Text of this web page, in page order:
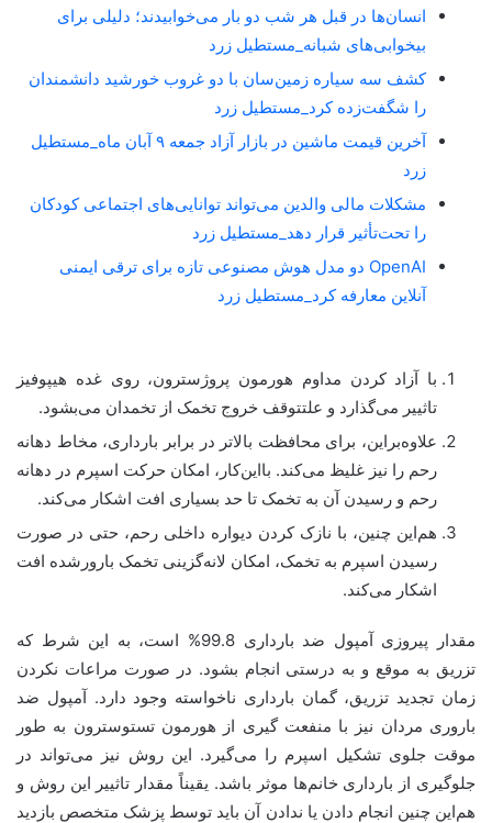
انسان‌ها در قبل هر شب دو بار می‌خوابیدند؛ دلیلی برای
بیخوابی‌های شبانه_مستطیل زرد
کشف سه سیاره زمین‌سان با دو غروب خورشید دانشمندان
را شگفت‌زده کرد_مستطیل زرد
آخرین قیمت ماشین در بازار آزاد جمعه ۹ آبان ماه_مستطیل
زرد
مشکلات مالی والدین می‌تواند توانایی‌های اجتماعی کودکان
را تحت‌تأثیر قرار دهد_مستطیل زرد
OpenAI دو مدل هوش مصنوعی تازه برای ترقی ایمنی
آنلاین معارفه کرد_مستطیل زرد
با آزاد کردن مداوم هورمون پروژسترون، روی غده هیپوفیز
تاثییر می‌گذارد و علتتوقف خروج تخمک از تخمدان می‌بشود.
علاوه‌براین، برای محافظت بالاتر در برابر بارداری، مخاط دهانه
رحم را نیز غلیظ می‌کند. بااین‌کار، امکان حرکت اسپرم در دهانه
رحم و رسیدن آن به تخمک تا حد بسیاری افت اشکار می‌کند.
هم‌این چنین، با نازک کردن دیواره داخلی رحم، حتی در صورت
رسیدن اسپرم به تخمک، امکان لانه‌گزینی تخمک بارورشده افت
اشکار می‌کند.
مقدار پیروزی آمپول ضد بارداری 99.8% است، به این شرط که
تزریق به موقع و به درستی انجام بشود. در صورت مراعات نکردن
زمان تجدید تزریق، گمان بارداری ناخواسته وجود دارد. آمپول ضد
باروری مردان نیز با منفعت گیری از هورمون تستوسترون به طور
موقت جلوی تشکیل اسپرم را می‌گیرد. این روش نیز می‌تواند در
جلوگیری از بارداری خانم‌ها موثر باشد. یقیناً مقدار تاثییر این روش و
هم‌این چنین انجام دادن یا ندادن آن باید توسط پزشک متخصص بازدید